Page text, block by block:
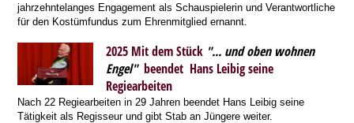
jahrzehntelanges Engagement als Schauspielerin und Verantwortliche
für den Kostümfundus zum Ehrenmitglied ernannt.
2025 Mit dem Stück "... und oben wohnen
Engel" beendet Hans Leibigseine
Regiearbeiten
Nach 22 Regiearbeiten in 29 Jahren beendet Hans Leibig seine
Tätigkeit als Regisseur und gibt Stab an Jüngere weiter.